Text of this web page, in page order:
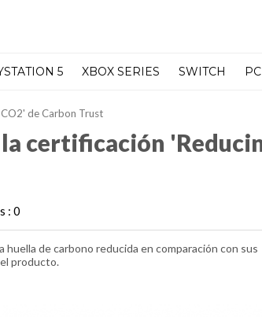
5 XBOX SERIES SWITCH PC
de Carbon Trust
la certificación
: 0
de carbono reducida en comparación con sus
producto.